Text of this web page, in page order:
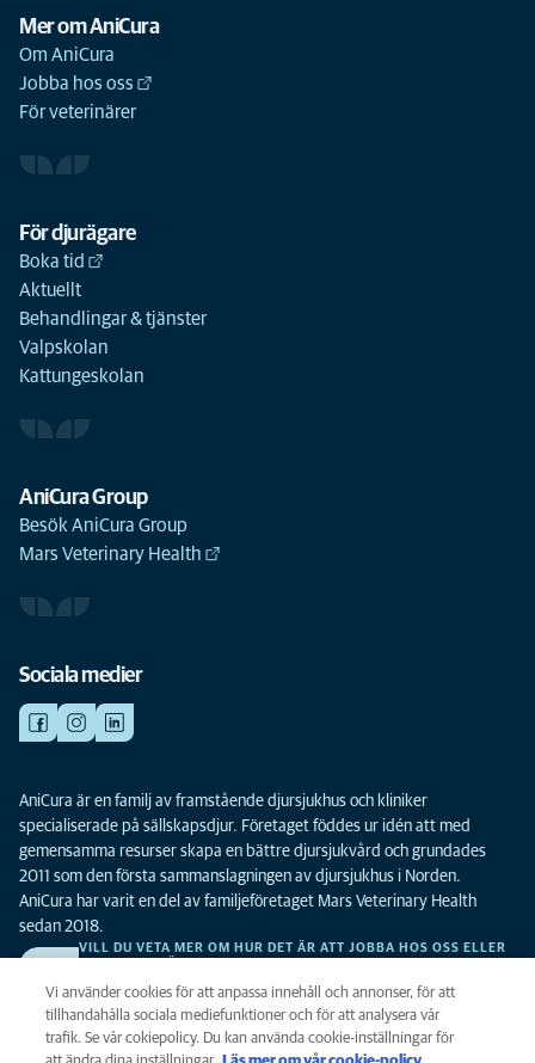
Mer om AniCura
Om AniCura
Jobba hos oss
För veterinärer
För djurägare
Boka tid
Aktuellt
Behandlingar & tjänster
Valpskolan
Kattungeskolan
AniCura Group
Besök AniCura Group
Mars Veterinary Health
Sociala medier
AniCura är en familj av framstående djursjukhus och kliniker
specialiserade på sällskapsdjur. Företaget föddes ur idén att med
gemensamma resurser skapa en bättre djursjukvård och grundades
2011 som den första sammanslagningen av djursjukhus i Norden.
AniCura har varit en del av familjeföretaget Mars Veterinary Health
sedan 2018.
VILL DU VETA MER OM HUR DET ÄR ATT JOBBA HOS OSS ELLER
Vi använder cookies för att anpassa innehåll och annonser, för att
tillhandahålla sociala mediefunktioner och för att analysera vår
trafik. Se vår cokiepolicy. Du kan använda cookie-inställningar för